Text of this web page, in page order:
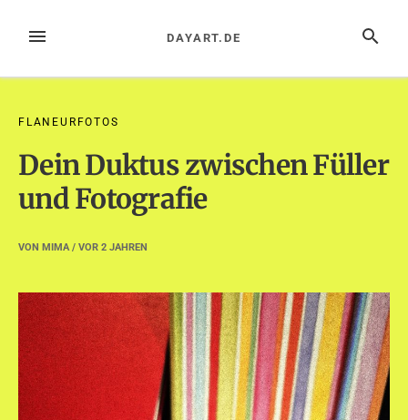
InhaltMENÜ SUCHE
DAYART.DE
FLANEURFOTOS
Dein Duktus zwischen Füller
und Fotografie
VON MIMA/ VOR 2 JAHREN